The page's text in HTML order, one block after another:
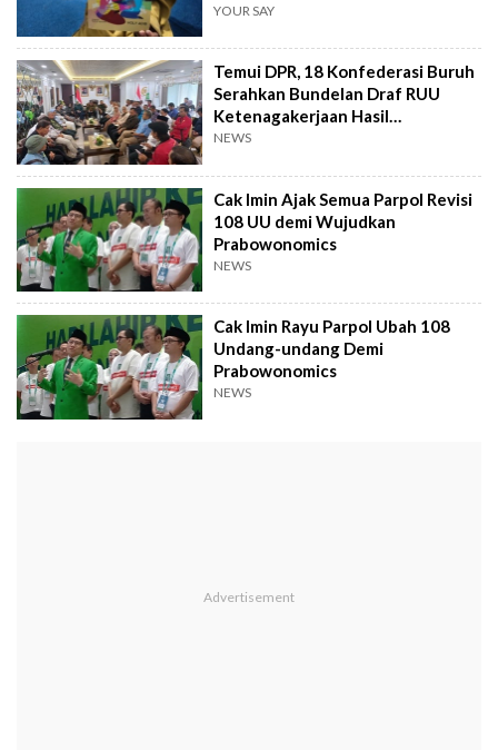
YOUR SAY
Temui DPR, 18 Konfederasi Buruh
Serahkan Bundelan Draf RUU
Ketenagakerjaan Hasil
Konsolidasi
NEWS
Cak Imin Ajak Semua Parpol Revisi
108 UU demi Wujudkan
Prabowonomics
NEWS
Cak Imin Rayu Parpol Ubah 108
Undang-undang Demi
Prabowonomics
NEWS